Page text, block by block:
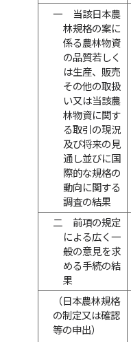
一
当該日本農
林規格の案に
係る農林物資
の品質若しく
は生産、販売
その他の取扱
い又は当該農
林物資に関す
る取引の現況
及び将来の見
通し並びに国
際的な規格の
動向に関する
調査の結果
二
前項の規定
による広く一
般の意見を求
める手続の結
果
（日本農林規格
の制定又は確認
等の申出）